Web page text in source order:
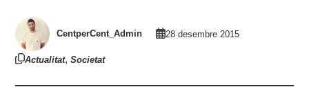
CentperCent_Admin 28 desembre 2015
Actualitat,Societat